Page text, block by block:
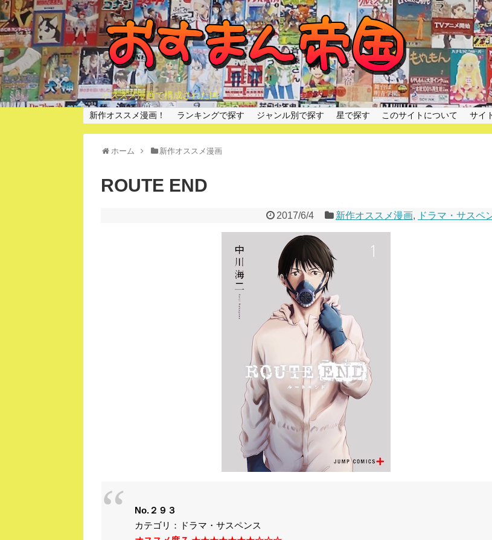
オススメ漫画で構成された国
新作オススメ漫画！ ランキングで探す ジャンル別で探す 星で探す このサイトについて サイ
ホーム 新作オススメ漫画
ROUTE END
2017/6/4 新作オススメ漫画, ドラマ・サスペ
No.２９３
カテゴリ：ドラマ・サスペンス